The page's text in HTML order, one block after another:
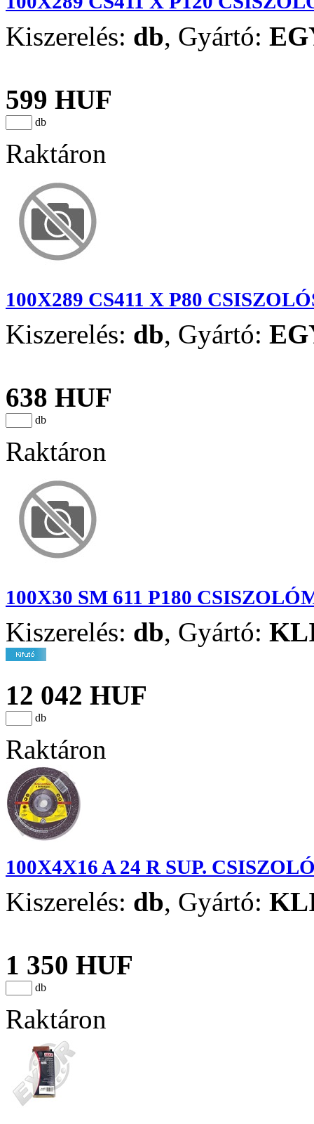
Kiszerelés: db, Gyártó:
599 HUF
db
Raktáron
100X289 CS411 X P80
Kiszerelés: db, Gyártó:
638 HUF
db
Raktáron
100X30 SM 611 P180
Kiszerelés: db, Gyártó:
12 042 HUF
db
Raktáron
100X4X16 A 24 R SUP.
Kiszerelés: db, Gyártó:
1 350 HUF
db
Raktáron